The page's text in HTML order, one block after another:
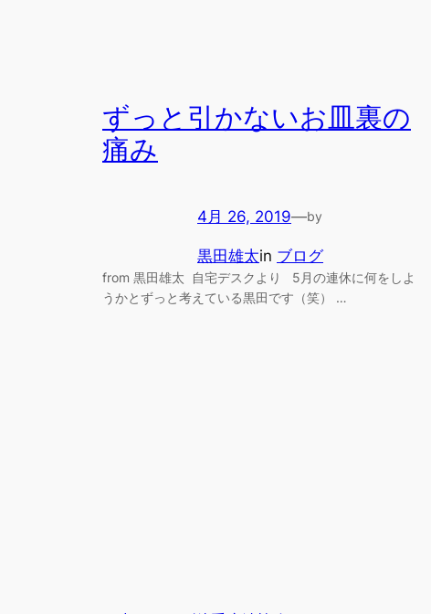
ずっと引かないお皿裏の
痛み
4月 26, 2019—by
黒田雄太in ブログ
from 黒田雄太 自宅デスクより 5月の連休に何をしよ
うかとずっと考えている黒田です（笑） …